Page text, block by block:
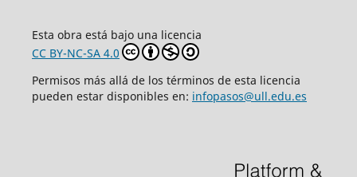
Esta obra está bajo una licencia
CC BY-NC-SA 4.0
Permisos más allá de los términos de esta licencia
pueden estar disponibles en: infopasos@ull.edu.es